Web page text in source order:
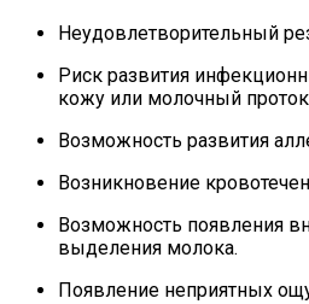
Неудовлетворительный
Риск развития
кожу или молочный
Возможность развития
Возникновение
Возможность появления
выделения молока.
Появление неприятных